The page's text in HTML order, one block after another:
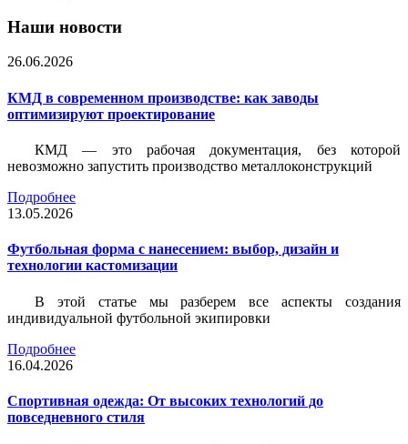
Наши новости
26.06.2026
КМД в современном производстве: как заводы
оптимизируют проектирование
КМД — это рабочая документация, без которой
невозможно запустить производство металлоконструкций
Подробнее
13.05.2026
Футбольная форма с нанесением: выбор, дизайн и
технологии кастомизации
В этой статье мы разберем все аспекты создания
индивидуальной футбольной экипировки
Подробнее
16.04.2026
Спортивная одежда: От высоких технологий до
повседневного стиля